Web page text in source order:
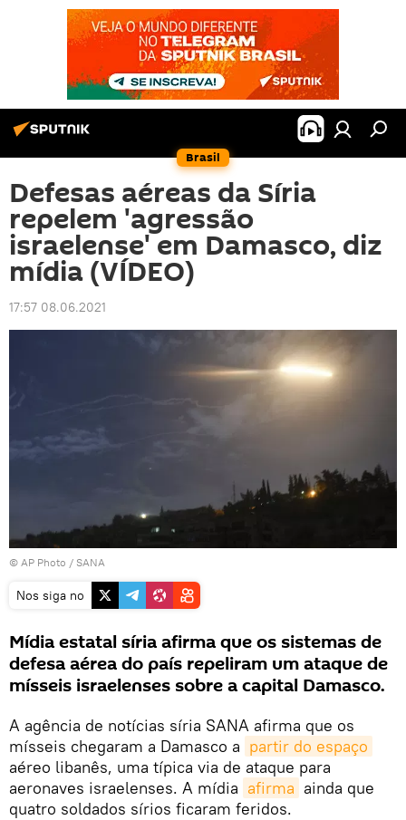
Brasil
Defesas aéreas da Síria
repelem 'agressão
israelense' em Damasco, diz
mídia (VÍDEO)
17:57 08.06.2021
© AP Photo / SANA
Nos siga no
Mídia estatal síria afirma que os sistemas de
defesa aérea do país repeliram um ataque de
mísseis israelenses sobre a capital Damasco.
A agência de notícias síria SANA afirma que os
mísseis chegaram a Damasco a partir do espaço
aéreo libanês, uma típica via de ataque para
aeronaves israelenses. A mídia afirma ainda que
quatro soldados sírios ficaram feridos.